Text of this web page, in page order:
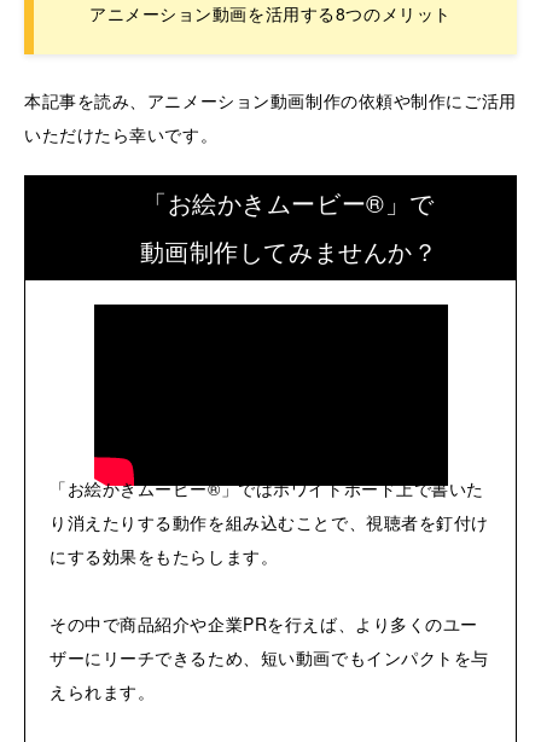
アニメーション動画を活用する8つのメリット
本記事を読み、アニメーション動画制作の依頼や制作にご活用
いただけたら幸いです。
「お絵かきムービー®」で
動画制作してみませんか？
「お絵かきムービー®」ではホワイトボード上で書いた
り消えたりする動作を組み込むことで、視聴者を釘付け
にする効果をもたらします。
その中で商品紹介や企業PRを行えば、より多くのユー
ザーにリーチできるため、短い動画でもインパクトを与
えられます。